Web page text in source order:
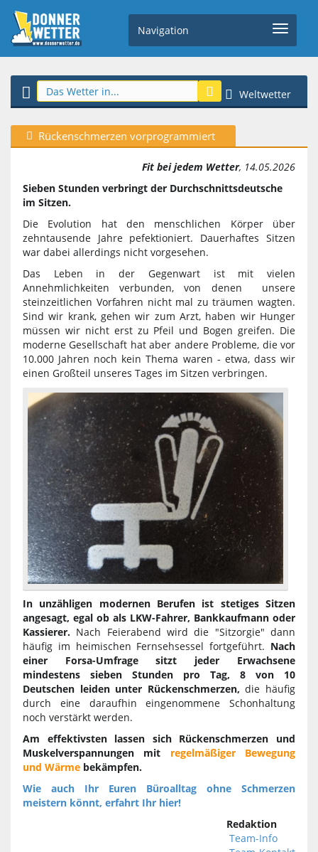
Navigation
Weltwetter
Rückenschmerzen vorprogrammiert
Fit bei jedem Wetter, 14.05.2026
Sieben Stunden verbringt der Durchschnittsdeutsche
im Sitzen.
Die Evolution hat den menschlichen Körper über
zehntausende Jahre pefektioniert. Dauerhaftes Sitzen
war dabei allerdings nicht vorgesehen.
Das Leben in der Gegenwart ist mit vielen
Annehmlichkeiten verbunden, von denen unsere
steinzeitlichen Vorfahren nicht mal zu träumen wagten.
Sind wir krank, gehen wir zum Arzt, haben wir Hunger
müssen wir nicht erst zu Pfeil und Bogen greifen. Die
moderne Gesellschaft hat aber andere Probleme, die vor
10.000 Jahren noch kein Thema waren - etwa, dass wir
einen Großteil unseres Tages im Sitzen verbringen.
In unzähligen modernen Berufen ist stetiges Sitzen
angesagt, egal ob als LKW-Fahrer, Bankkaufmann oder
Kassierer. Nach Feierabend wird die "Sitzorgie" dann
häufig im heimischen Fernsehsessel fortgeführt. Nach
einer Forsa-Umfrage sitzt jeder Erwachsene
mindestens sieben Stunden pro Tag, 8 von 10
Deutschen leiden unter Rückenschmerzen, die häufig
durch eine daraufhin eingenommene Schonhaltung
noch verstärkt werden.
Am effektivsten lassen sich Rückenschmerzen und
Muskelverspannungen mit regelmäßiger Bewegung
und Wärme bekämpfen.
Wie auch Ihr Euren Büroalltag ohne Schmerzen
meistern könnt, erfahrt Ihr hier!
Redaktion
Team-Info